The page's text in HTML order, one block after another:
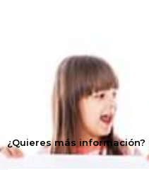
¿Quieres más información?